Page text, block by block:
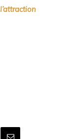
l’attraction